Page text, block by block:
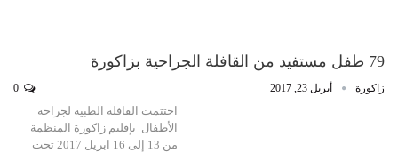
79 طفل مستفيد من القافلة الجراحية بزاكورة
زاكورة أبريل 23, 2017
اختتمت القافلة الطبية لجراحة
الأطفال بإقليم زاكورة المنظمة
من 13 إلى 16 ابريل 2017 تحت